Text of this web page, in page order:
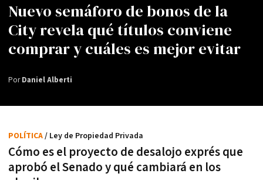
Nuevo semáforo de bonos de la
City revela qué títulos conviene
comprar y cuáles es mejor evitar
PorDaniel Alberti
Cómo es el proyecto de desalojo exprés que
aprobó el Senado y qué cambiará en los
POLÍTICA/ Ley de Propiedad Privada